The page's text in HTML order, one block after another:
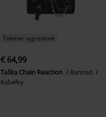
Takmer vypredané
€ 64,99
Taška Chain Reaction
Banned
Kabelky